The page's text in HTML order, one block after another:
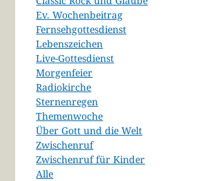
Ev. Wochenbeitrag
Fernsehgottesdienst
Lebenszeichen
Live-Gottesdienst
Morgenfeier
Radiokirche
Sternenregen
Themenwoche
Über Gott und die Welt
Zwischenruf
Zwischenruf für Kinder
Alle